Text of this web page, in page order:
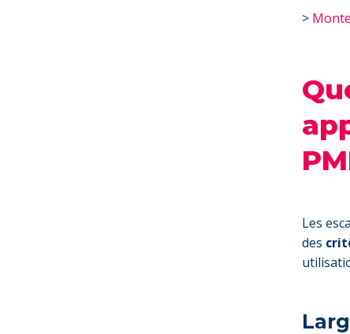
>
Les
des